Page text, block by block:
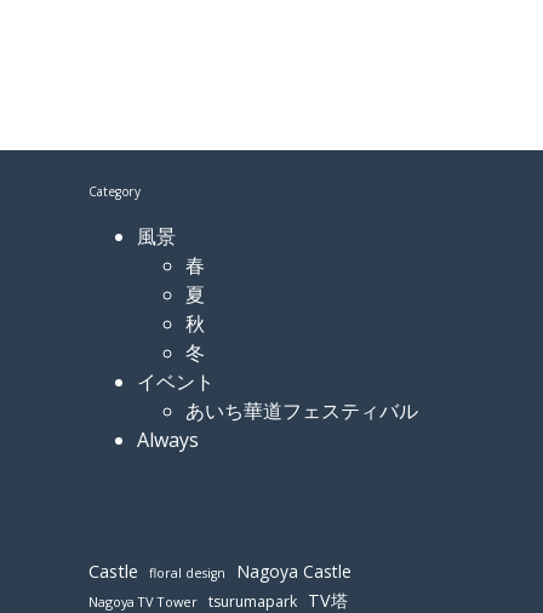
Category
風景
春
夏
秋
冬
イベント
あいち華道フェスティバル
Always
Castle floral design Nagoya Castle
Nagoya TV Tower tsurumapark TV塔